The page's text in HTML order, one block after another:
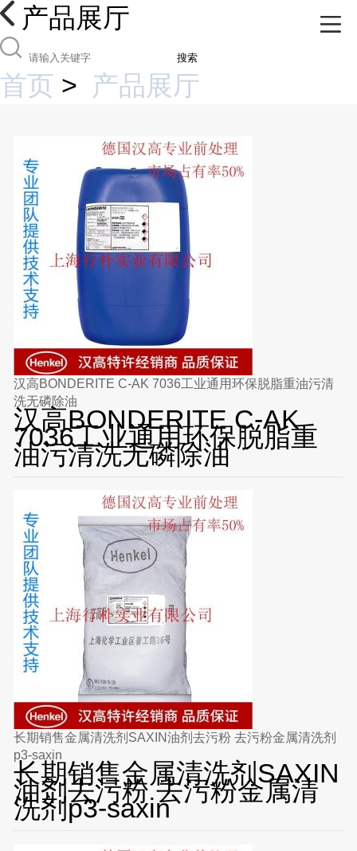
产品展厅
搜索
首页 > 产品展厅
汉高BONDERITE C-AK 7036工业通用环保脱脂重油污清
洗无磷除油
汉高BONDERITE C-AK
7036工业通用环保脱脂重
油污清洗无磷除油
长期销售金属清洗剂SAXIN油剂去污粉 去污粉金属清洗剂
p3-saxin
长期销售金属清洗剂SAXIN
油剂去污粉 去污粉金属清
洗剂p3-saxin